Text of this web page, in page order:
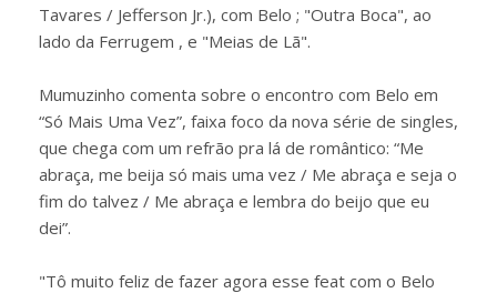
Tavares / Jefferson Jr.), com Belo ; "Outra Boca", ao
lado da Ferrugem , e "Meias de Lã".
Mumuzinho comenta sobre o encontro com Belo em
“Só Mais Uma Vez”, faixa foco da nova série de singles,
que chega com um refrão pra lá de romântico: “Me
abraça, me beija só mais uma vez / Me abraça e seja o
fim do talvez / Me abraça e lembra do beijo que eu
dei”.
"Tô muito feliz de fazer agora esse feat com o Belo